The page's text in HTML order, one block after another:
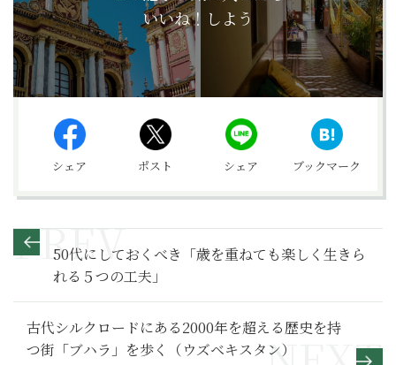
いいね！しよう
シェア ポスト シェア ブックマーク
50代にしておくべき「歳を重ねても楽しく生きら
れる５つの工夫」
古代シルクロードにある2000年を超える歴史を持
つ街「ブハラ」を歩く（ウズベキスタン）